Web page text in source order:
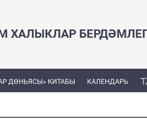
ХАЛЫКЛАР
ДӨНЬЯСЫ» КИТАБЫ КАЛЕНДАРЬ